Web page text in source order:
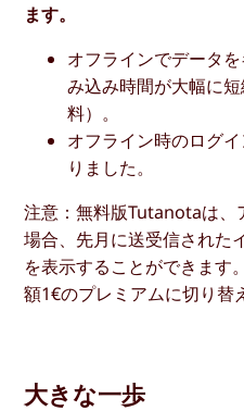
ます。
オフラインでデータ
み込み時間が大幅に
料）。
オフライン時のログ
りました。
注意：無料版Tutanotaは、
場合、先月に送受信された
を表示することができます
額1€のプレミアムに切り替
大きな一歩